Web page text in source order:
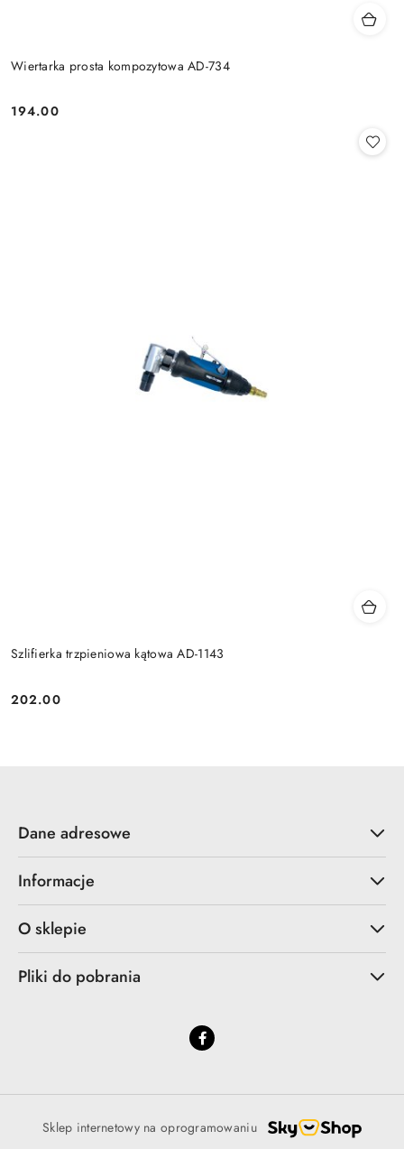
Wiertarka prosta kompozytowa AD-734
Cena:
194.00
Szlifierka trzpieniowa kątowa AD-1143
Cena:
202.00
Dane adresowe
Informacje
O sklepie
Pliki do pobrania
Sklep internetowy na oprogramowaniu